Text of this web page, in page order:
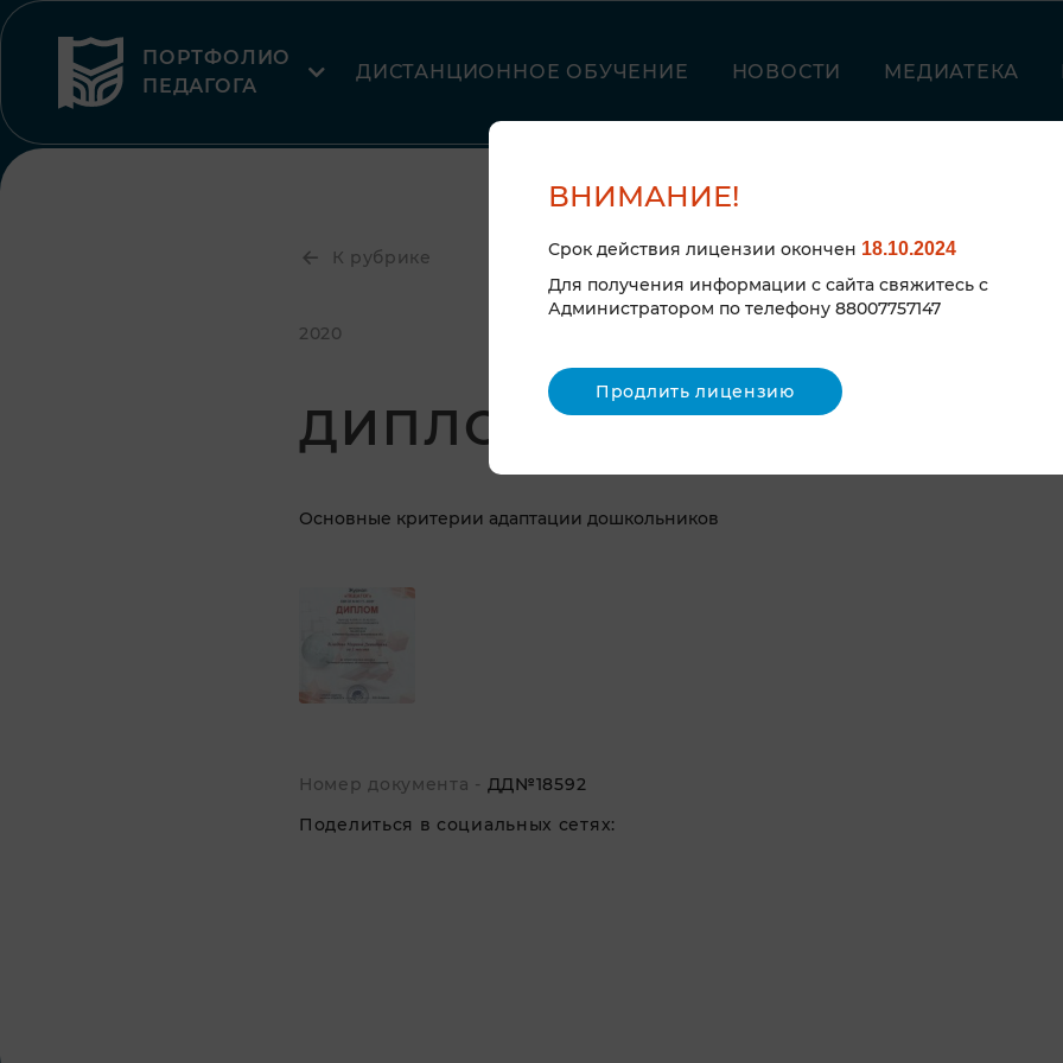
ПОРТФОЛИО
ПЕДАГОГА
ДИСТАНЦИОННОЕ ОБУЧЕНИЕ НОВОСТИ МЕДИАТЕКА
К рубрике
2020
ДИПЛОМ
Основные критерии адаптации дошкольников
Номер документа - ДД№18592
Поделиться в социальных сетях:
ВНИМАНИЕ!
Срок действия лицензии окончен 18.10.2024
Для получения информации с сайта свяжитесь с
Администратором по телефону 88007757147
Продлить лицензию